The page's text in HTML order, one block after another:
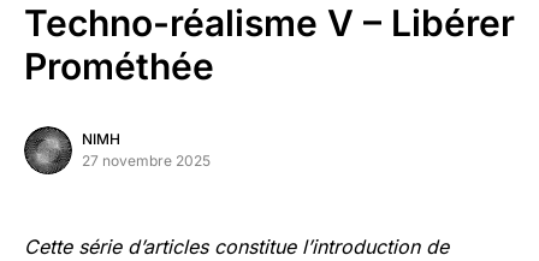
Techno-réalisme V – Libérer
Prométhée
NIMH
27 novembre 2025
Cette série d’articles constitue l’introduction de